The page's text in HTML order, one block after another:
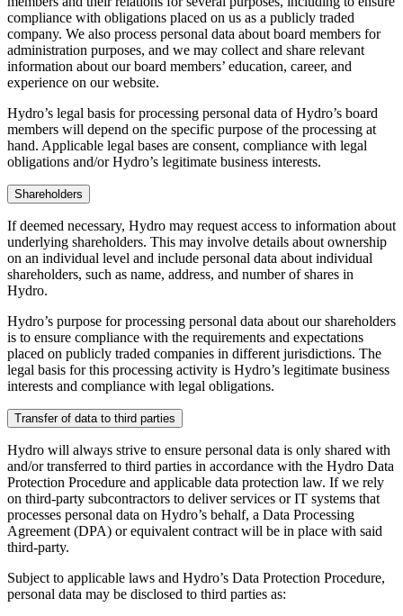
compliance with obligations placed on us as a publicly traded
company. We also process personal data about board members for
administration purposes, and we may collect and share relevant
information about our board members’ education, career, and
experience on our website.
Hydro’s legal basis for processing personal data of Hydro’s board
members will depend on the specific purpose of the processing at
hand. Applicable legal bases are consent, compliance with legal
obligations and/or Hydro’s legitimate business interests.
Shareholders
If deemed necessary, Hydro may request access to information about
underlying shareholders. This may involve details about ownership
on an individual level and include personal data about individual
shareholders, such as name, address, and number of shares in
Hydro.
Hydro’s purpose for processing personal data about our shareholders
is to ensure compliance with the requirements and expectations
placed on publicly traded companies in different jurisdictions. The
legal basis for this processing activity is Hydro’s legitimate business
interests and compliance with legal obligations.
Transfer of data to third parties
Hydro will always strive to ensure personal data is only shared with
and/or transferred to third parties in accordance with the Hydro Data
Protection Procedure and applicable data protection law. If we rely
on third-party subcontractors to deliver services or IT systems that
processes personal data on Hydro’s behalf, a Data Processing
Agreement (DPA) or equivalent contract will be in place with said
third-party.
Subject to applicable laws and Hydro’s Data Protection Procedure,
personal data may be disclosed to third parties as: